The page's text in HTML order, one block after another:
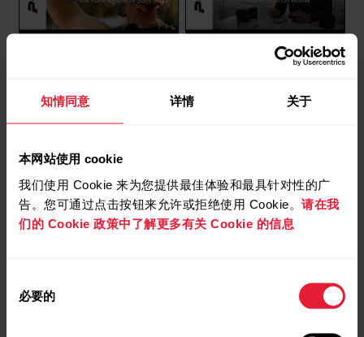
知情同意 详情 关于
本网站使用 cookie
我们使用 Cookie 来为您提供最佳体验和最具针对性的广
告。您可通过点击按钮来允许或拒绝使用 Cookie。 请在我
们的 Cookie 政策中了解更多有关 Cookie 的信息
必要的
助您识别日常例行事项的哪些方面可能影响您的睡
眠，因而需要调节。您可在手表和 Polar Flow 应用
程式中查看您的夜间睡眠详情。Polar Flow 网络服
务中的长期睡眠数据帮助您详细分析您的睡眠模
Sleep Plus...
Polar Flow 应用程式和兼容设备
Polar 设备和移动平台。Polar 设备可与大多数现代
能和 Android 8 或更高版本的 Android 移动设备（从
手机制造商确认完整手机规格）安装有华为应用商
Polar Vantage V2 / Grit X
Pro | 手机通知
backlight brightness